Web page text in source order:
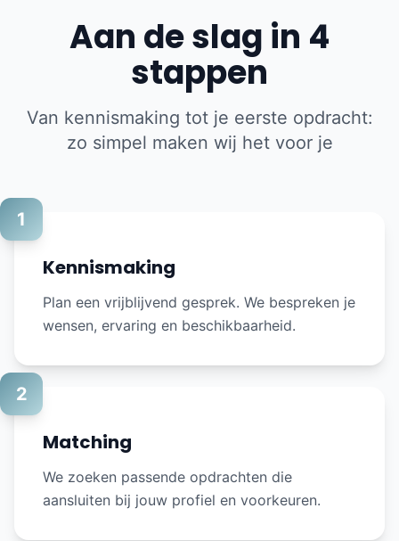
Aan de slag in 4
stappen
Van kennismaking tot je eerste opdracht:
zo simpel maken wij het voor je
1
Kennismaking
Plan een vrijblijvend gesprek. We bespreken je
wensen, ervaring en beschikbaarheid.
2
Matching
We zoeken passende opdrachten die
aansluiten bij jouw profiel en voorkeuren.